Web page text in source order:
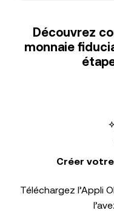
Découvrez
monnaie
Créer
Téléchargez l’Appli